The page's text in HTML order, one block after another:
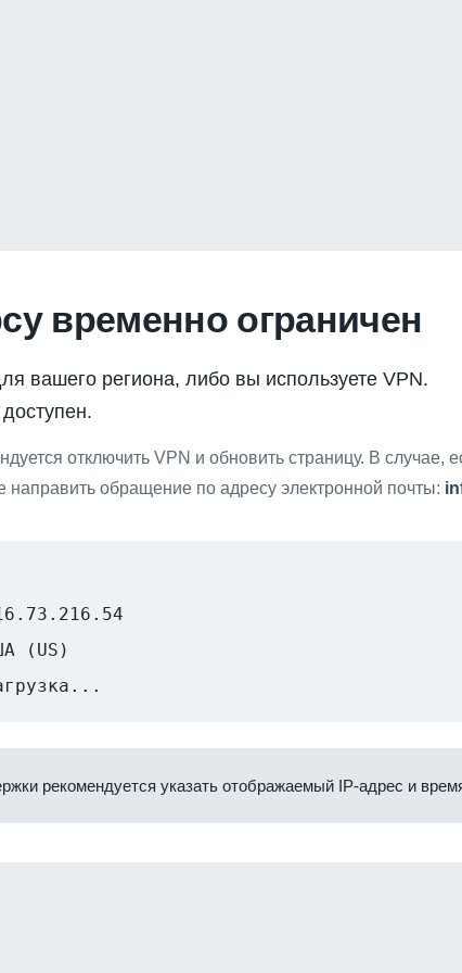
временно ограничен
вашего региона, либо вы используете VPN.
отключить VPN и обновить страницу. В случае,
обращение по адресу электронной почты:
(US)
рекомендуется указать отображаемый IP-адрес и